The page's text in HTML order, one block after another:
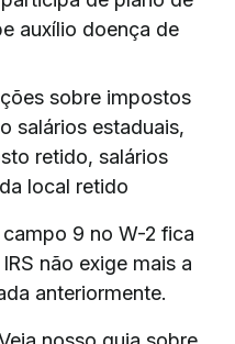
auxílio doença de
sobre impostos
salários estaduais,
retido, salários
local retido
campo 9 no W-2 fica
não exige mais a
anteriormente.